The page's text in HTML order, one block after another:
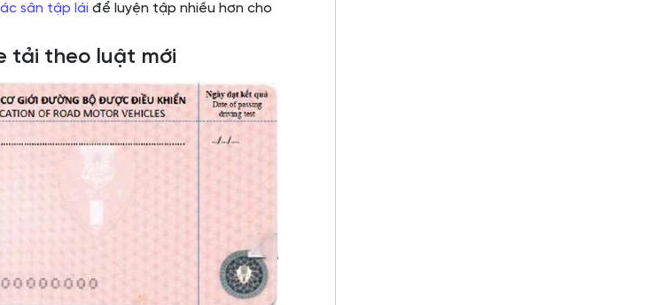
sân tập lái để luyện tập nhiều hơn cho
tải theo luật mới